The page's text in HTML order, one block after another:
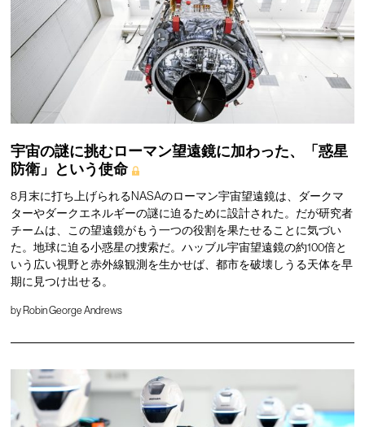
宇宙の謎に挑むローマン望遠鏡に加わった、「惑星
防衛」という使命
8月末に打ち上げられるNASAのローマン宇宙望遠鏡は、ダークマ
ターやダークエネルギーの謎に迫るために設計された。だが研究者
チームは、この望遠鏡がもう一つの役割を果たせることに気づい
た。地球に迫る小惑星の捜索だ。ハッブル宇宙望遠鏡の約100倍と
いう広い視野と赤外線観測を生かせば、都市を破壊しうる天体を早
期に見つけ出せる。
byRobin George Andrews